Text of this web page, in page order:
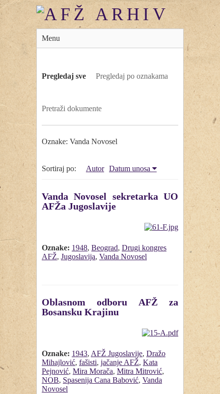
Menu
Pregledaj sve Pregledaj po oznakama
Pretraži dokumente
Oznake: Vanda Novosel
Sortiraj po: Autor Datum unosa
Vanda Novosel sekretarka UO
AFŽa Jugoslavije
Oznake: 1948, Beograd, Drugi kongres
AFŽ, Jugoslavija, Vanda Novosel
Oblasnom odboru AFŽ za
Bosansku Krajinu
Oznake: 1943, AFŽ Jugoslavije, Dražo
Mihajlović, fašisti, jačanje AFŽ, Kata
Pejnović, Mira Morača, Mitra Mitrović,
NOB, Spasenija Cana Babović, Vanda
Novosel